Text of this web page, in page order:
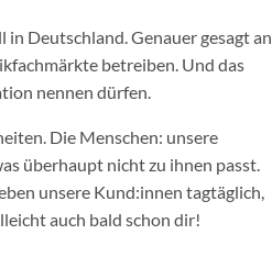
Deutschland. Genauer gesagt an
betreiben. Und das
nennen dürfen.
Die Menschen: unsere
überhaupt nicht zu ihnen passt.
unsere Kund:innen tagtäglich,
auch bald schon dir!